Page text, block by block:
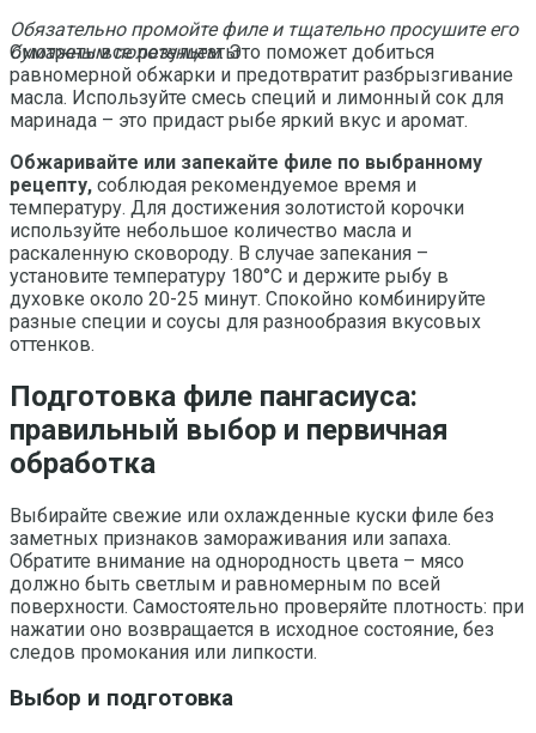
Смотреть все результаты
Обязательно промойте филе и тщательно просушите его
бумажным полотенцем. Это поможет добиться
равномерной обжарки и предотвратит разбрызгивание
масла. Используйте смесь специй и лимонный сок для
маринада – это придаст рыбе яркий вкус и аромат.
Обжаривайте или запекайте филе по выбранному
рецепту, соблюдая рекомендуемое время и
температуру. Для достижения золотистой корочки
используйте небольшое количество масла и
раскаленную сковороду. В случае запекания –
установите температуру 180°C и держите рыбу в
духовке около 20-25 минут. Спокойно комбинируйте
разные специи и соусы для разнообразия вкусовых
оттенков.
Подготовка филе пангасиуса:
правильный выбор и первичная
обработка
Выбирайте свежие или охлажденные куски филе без
заметных признаков замораживания или запаха.
Обратите внимание на однородность цвета – мясо
должно быть светлым и равномерным по всей
поверхности. Самостоятельно проверяйте плотность: при
нажатии оно возвращается в исходное состояние, без
следов промокания или липкости.
Выбор и подготовка